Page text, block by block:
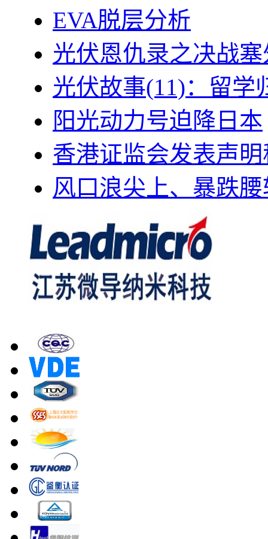
EVA脱层分析
光伏恩仇录之决战
光伏故事(11)：留学
阳光动力号迫降日本
香港证监会发表声
风口浪尖上、暴跌